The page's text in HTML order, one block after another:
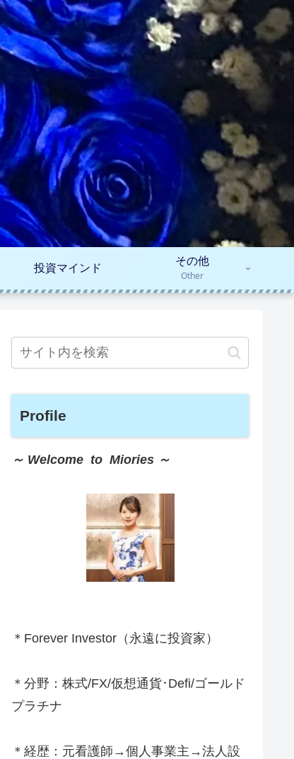
投資マインド
その他
Other
Profile
～ Welcome to Miories ～
＊Forever Investor （永遠に投資家）
＊分野：株式/FX/仮想通貨･Defi/ゴールド
プラチナ
＊経歴：元看護師→個人事業主→法人設